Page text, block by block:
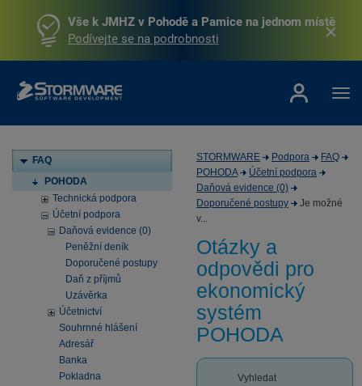
Vše k JMHZ v Pohodě a Pamice na jednom místě
Podívejte se na podrobnosti
FAQ
POHODA
Technická podpora
Účetní podpora
Daňová evidence (0)
Peněžní deník
Doporučené postupy
Daň z příjmů
Uzávěrka
Účetnictví
Souhrnné hlášení
Adresář
Banka
Pokladna
STORMWARE Podpora
FAQ
POHODA
Účetní podpora
Daňová evidence (0)
Doporučené postupy
Je možné
v...
Otázky a
odpovědi pro
ekonomický
systém
POHODA
Vyhledat